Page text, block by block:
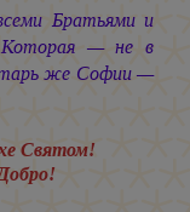
Братьями и
— не в
же Софии —
Святом!